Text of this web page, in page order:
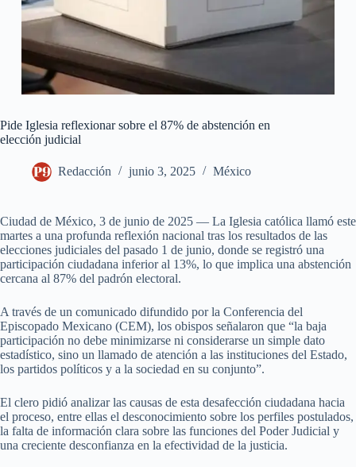
Pide Iglesia reflexionar sobre el 87% de abstención en
elección judicial
Redacción junio 3, 2025 México
Ciudad de México, 3 de junio de 2025 — La Iglesia católica llamó este
martes a una profunda reflexión nacional tras los resultados de las
elecciones judiciales del pasado 1 de junio, donde se registró una
participación ciudadana inferior al 13%, lo que implica una abstención
cercana al 87% del padrón electoral.
A través de un comunicado difundido por la Conferencia del
Episcopado Mexicano (CEM), los obispos señalaron que “la baja
participación no debe minimizarse ni considerarse un simple dato
estadístico, sino un llamado de atención a las instituciones del Estado,
los partidos políticos y a la sociedad en su conjunto”.
El clero pidió analizar las causas de esta desafección ciudadana hacia
el proceso, entre ellas el desconocimiento sobre los perfiles postulados,
la falta de información clara sobre las funciones del Poder Judicial y
una creciente desconfianza en la efectividad de la justicia.